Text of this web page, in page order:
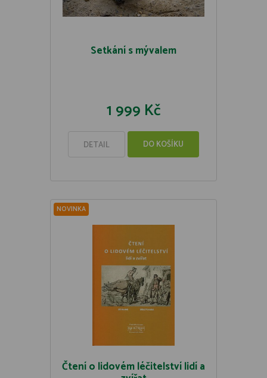
Setkání s mývalem
1 999 Kč
DETAIL DO KOŠÍKU
NOVINKA
Čtení o lidovém léčitelství lidí a